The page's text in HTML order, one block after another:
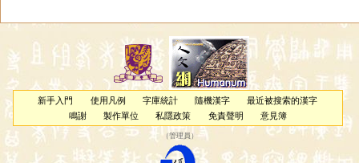
新手入門 使用凡例 字庫統計 隨機漢字
最近被搜索的漢字
鳴謝
製作單位 私隱政策 免責聲明 意見簿
（管理員 ）